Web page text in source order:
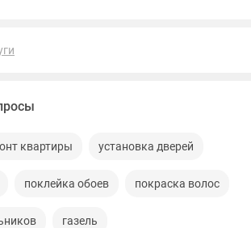
квартиры установка дверей
поклейка обоев покраска волос
газель